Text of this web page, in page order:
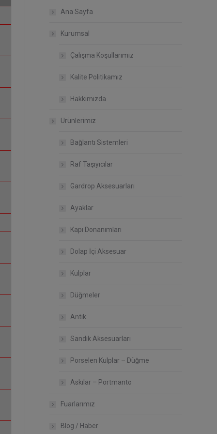
Ana Sayfa
Kurumsal
Çalışma Koşullarımız
Kalite Politikamız
Hakkımızda
Ürünlerimiz
Bağlantı Sistemleri
Raf Taşıyıcılar
Gardrop Aksesuarları
Ayaklar
Kapı Donanımları
Dolap İçi Aksesuar
Kulplar
Düğmeler
Antik
Sandık Aksesuarları
Porselen Kulplar – Düğme
Askılar – Portmanto
Fuarlarımız
Blog / Haber